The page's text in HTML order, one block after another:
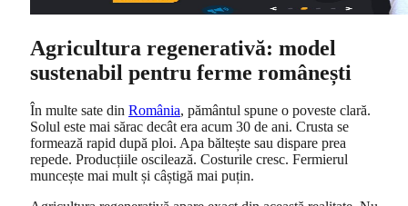
Agricultura regenerativă: model
sustenabil pentru ferme românești
În multe sate din România, pământul spune o poveste clară.
Solul este mai sărac decât era acum 30 de ani. Crusta se
formează rapid după ploi. Apa băltește sau dispare prea
repede. Producțiile oscilează. Costurile cresc. Fermierul
muncește mai mult și câștigă mai puțin.